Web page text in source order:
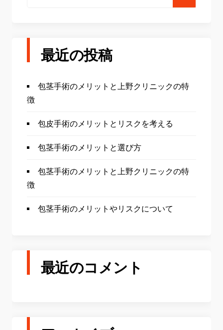
最近の投稿
包茎手術のメリットと上野クリニックの特
徴
包皮手術のメリットとリスクを考える
包茎手術のメリットと選び方
包茎手術のメリットと上野クリニックの特
徴
包茎手術のメリットやリスクについて
最近のコメント